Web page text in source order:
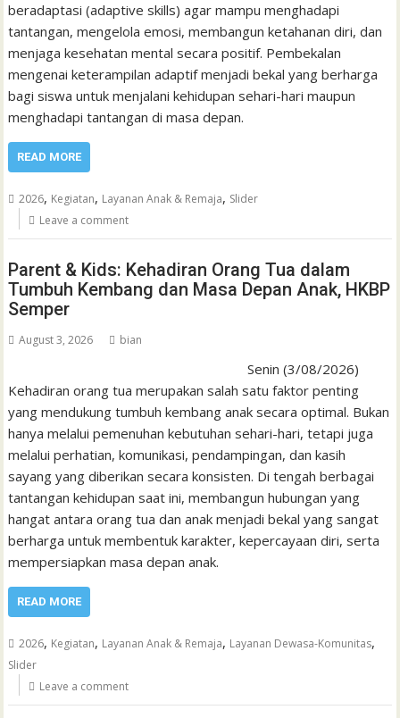
beradaptasi (adaptive skills) agar mampu menghadapi
tantangan, mengelola emosi, membangun ketahanan diri, dan
menjaga kesehatan mental secara positif. Pembekalan
mengenai keterampilan adaptif menjadi bekal yang berharga
bagi siswa untuk menjalani kehidupan sehari-hari maupun
menghadapi tantangan di masa depan.
READ MORE
2026, Kegiatan, Layanan Anak & Remaja, Slider
Leave a comment
Parent & Kids: Kehadiran Orang Tua dalam
Tumbuh Kembang dan Masa Depan Anak, HKBP
Semper
August 3, 2026 bian
Senin (3/08/2026)
Kehadiran orang tua merupakan salah satu faktor penting
yang mendukung tumbuh kembang anak secara optimal. Bukan
hanya melalui pemenuhan kebutuhan sehari-hari, tetapi juga
melalui perhatian, komunikasi, pendampingan, dan kasih
sayang yang diberikan secara konsisten. Di tengah berbagai
tantangan kehidupan saat ini, membangun hubungan yang
hangat antara orang tua dan anak menjadi bekal yang sangat
berharga untuk membentuk karakter, kepercayaan diri, serta
mempersiapkan masa depan anak.
READ MORE
2026, Kegiatan, Layanan Anak & Remaja, Layanan Dewasa-Komunitas,
Slider
Leave a comment